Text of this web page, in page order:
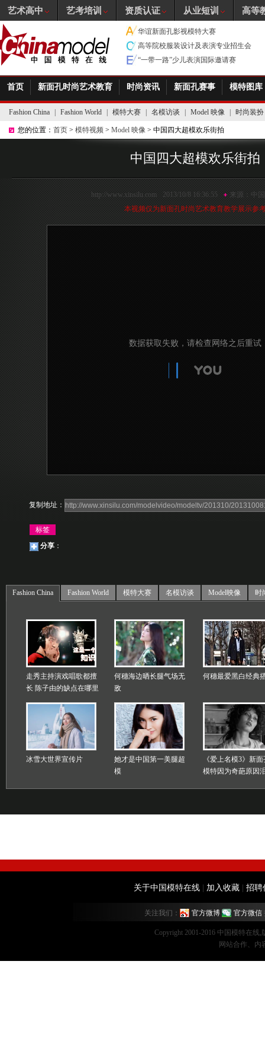
华谊新面孔影视模特大赛
高等院校服装设计及表演专业招生会
“一带一路”少儿表演国际邀请赛
首页 新面孔时尚艺术教育 时尚资讯 新面孔赛事 模特图库
Fashion China Fashion World 模特大赛 名模访谈 Model 映像 时尚装扮
您的位置： 首页 > 模特视频 > Model 映像 > 中国四大超模欢乐街拍
中国四大超模欢乐街拍
http://www.xinsilu.com 2013/10/8 16:36:55 来源： 中
本视频仅为新面孔时尚艺术教育教学展示参
复制地址：
标签
分享 ：
Fashion China Fashion World 模特大赛 名模访谈 Model映像 时
走秀主持演戏唱歌都擅
长 陈子由的缺点在哪里
何穗海边晒长腿气场无
敌
何穗最爱黑白经典
冰雪大世界宣传片
她才是中国第一美腿超
模
《爱上名模3》新面
模特因为奇葩原因
关于中国模特在线 加入收藏 招聘
关注我们： 官方微博 官方微信
Copyright 2001-2016 中国模特在线
网站合作、内
艺术高中 艺考培训 资质认证 从业短训 高等